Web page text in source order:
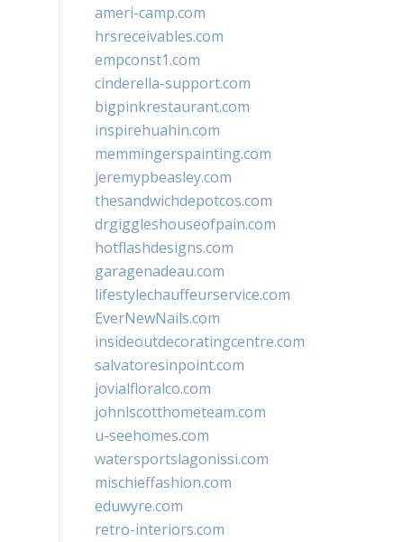
ameri-camp.com
hrsreceivables.com
empconst1.com
cinderella-support.com
bigpinkrestaurant.com
inspirehuahin.com
memmingerspainting.com
jeremypbeasley.com
thesandwichdepotcos.com
drgiggleshouseofpain.com
hotflashdesigns.com
garagenadeau.com
lifestylechauffeurservice.com
EverNewNails.com
insideoutdecoratingcentre.com
salvatoresinpoint.com
jovialfloralco.com
johnlscotthometeam.com
u-seehomes.com
watersportslagonissi.com
mischieffashion.com
eduwyre.com
retro-interiors.com